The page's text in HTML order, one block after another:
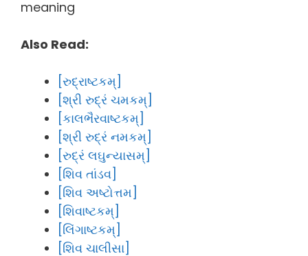
Also Read:
[રુદ્રાષ્ટકમ્]
[શ્રી રુદ્રં ચમકમ્]
[કાલભૈરવાષ્ટકમ્]
[શ્રી રુદ્રં નમકમ્]
[રુદ્રં લઘુન્યાસમ્]
[શિવ તાંડવ]
[શિવ અષ્ટોત્તમ]
[શિવાષ્ટકમ્]
[લિંગાષ્ટકમ્]
[શિવ ચાલીસા]